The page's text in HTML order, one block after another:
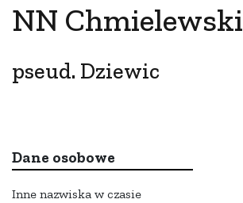
NN Chmielewski
pseud. Dziewic
Dane osobowe
Inne nazwiska w czasie